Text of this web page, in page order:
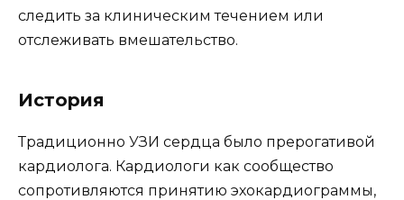
следить за клиническим течением или
отслеживать вмешательство.
История
Традиционно УЗИ сердца было прерогативой
кардиолога. Кардиологи как сообщество
сопротивляются принятию эхокардиограммы,